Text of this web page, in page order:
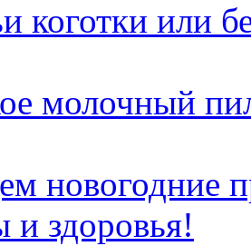
коготки или
молочный
новогодние
и здоровья!